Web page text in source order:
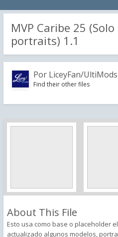
MVP Caribe 25
portraits) 1.1
Por LiceyFan/UltiMods
Find their other files
About This File
Esto usa como base o placeholder
actualizado algunos modelos,